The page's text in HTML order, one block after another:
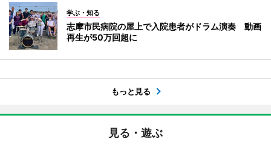
学ぶ・知る
志摩市民病院の屋上で入院患者がドラム演奏 動画
再生が50万回超に
もっと見る
見る・遊ぶ